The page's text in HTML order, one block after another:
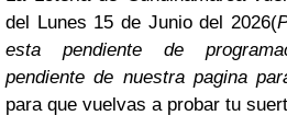
del Lunes 15 de Junio del 2026(
esta pendiente de
pendiente de nuestra pagina
para que vuelvas a probar tu